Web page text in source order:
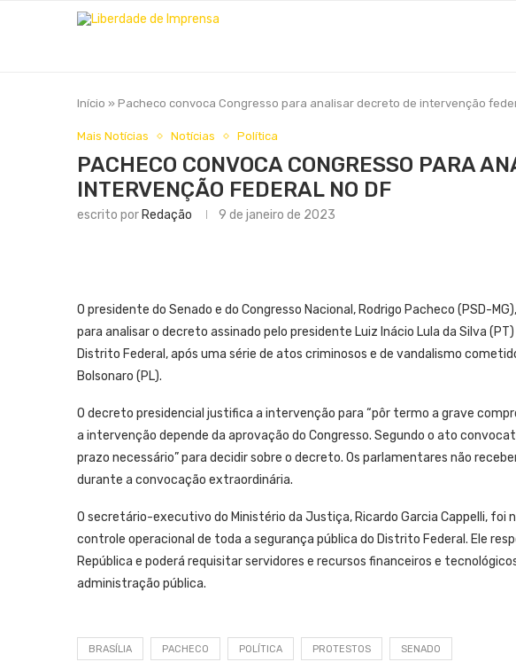
Início » Pacheco convoca Congresso para analisar decreto de intervenção
Mais Notícias Notícias Política
PACHECO CONVOCA CONGRESSO PARA
INTERVENÇÃO FEDERAL NO DF
escrito por Redação 9 de janeiro de 2023
O presidente do Senado e do Congresso Nacional, Rodrigo Pacheco (PSD-
para analisar o decreto assinado pelo presidente Luiz Inácio Lula da Silva
Distrito Federal, após uma série de atos criminosos e de vandalismo
Bolsonaro (PL).
O decreto presidencial justifica a intervenção para “pôr termo a grave
a intervenção depende da aprovação do Congresso. Segundo o ato
prazo necessário” para decidir sobre o decreto. Os parlamentares não
durante a convocação extraordinária.
O secretário-executivo do Ministério da Justiça, Ricardo Garcia Cappelli, foi
controle operacional de toda a segurança pública do Distrito Federal. Ele
República e poderá requisitar servidores e recursos financeiros e
administração pública.
BRASÍLIA PACHECO POLÍTICA PROTESTOS SENADO